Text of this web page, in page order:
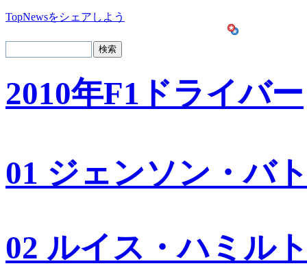
TopNewsをシェアしよう
2010年F1ドライバー
01 ジェンソン・バ
02 ルイス・ハミル